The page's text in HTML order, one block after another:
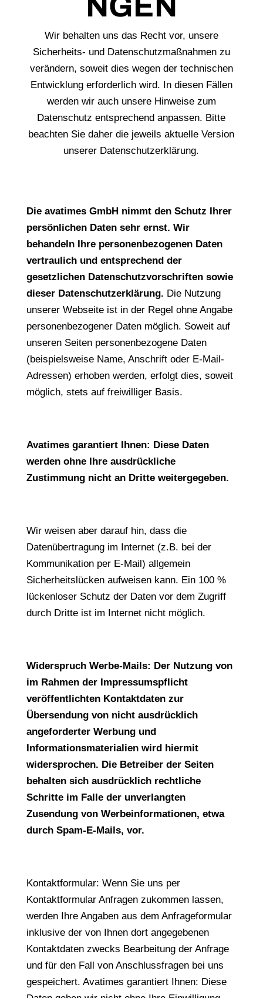
Wir behalten uns das Recht vor, unsere
Sicherheits- und Datenschutzmaßnahmen zu
verändern, soweit dies wegen der technischen
Entwicklung erforderlich wird. In diesen Fällen
werden wir auch unsere Hinweise zum
Datenschutz entsprechend anpassen. Bitte
beachten Sie daher die jeweils aktuelle Version
unserer Datenschutzerklärung.
Die avatimes GmbH nimmt den Schutz Ihrer
persönlichen Daten sehr ernst. Wir
behandeln Ihre personenbezogenen Daten
vertraulich und entsprechend der
gesetzlichen Datenschutzvorschriften sowie
dieser Datenschutzerklärung. Die Nutzung
unserer Webseite ist in der Regel ohne Angabe
personenbezogener Daten möglich. Soweit auf
unseren Seiten personenbezogene Daten
(beispielsweise Name, Anschrift oder E-Mail-
Adressen) erhoben werden, erfolgt dies, soweit
möglich, stets auf freiwilliger Basis.
Avatimes garantiert Ihnen: Diese Daten
werden ohne Ihre ausdrückliche
Zustimmung nicht an Dritte weitergegeben.
Wir weisen aber darauf hin, dass die
Datenübertragung im Internet (z.B. bei der
Kommunikation per E-Mail) allgemein
Sicherheitslücken aufweisen kann. Ein 100 %
lückenloser Schutz der Daten vor dem Zugriff
durch Dritte ist im Internet nicht möglich.
Widerspruch Werbe-Mails: Der Nutzung von
im Rahmen der Impressumspflicht
veröffentlichten Kontaktdaten zur
Übersendung von nicht ausdrücklich
angeforderter Werbung und
Informationsmaterialien wird hiermit
widersprochen. Die Betreiber der Seiten
behalten sich ausdrücklich rechtliche
Schritte im Falle der unverlangten
Zusendung von Werbeinformationen, etwa
durch Spam-E-Mails, vor.
Kontaktformular: Wenn Sie uns per
Kontaktformular Anfragen zukommen lassen,
werden Ihre Angaben aus dem Anfrageformular
inklusive der von Ihnen dort angegebenen
Kontaktdaten zwecks Bearbeitung der Anfrage
und für den Fall von Anschlussfragen bei uns
gespeichert. Avatimes garantiert Ihnen: Diese